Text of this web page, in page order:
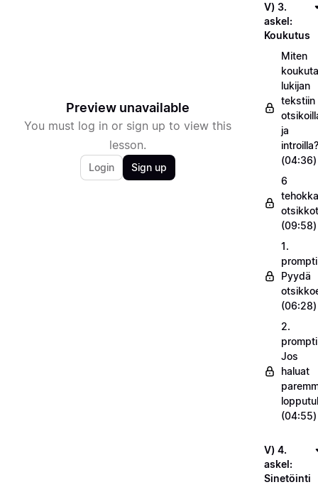
Preview unavailable
You must log in or sign up to view this
lesson.
Login Sign up
V) 3.
askel:
Koukutus
Miten
lukijan
tekstiin
ja
introilla?
(04:36)
6
(09:58)
1.
Pyydä
(06:28)
2.
Jos
haluat
(04:55)
V) 4.
askel:
Sinetöinti